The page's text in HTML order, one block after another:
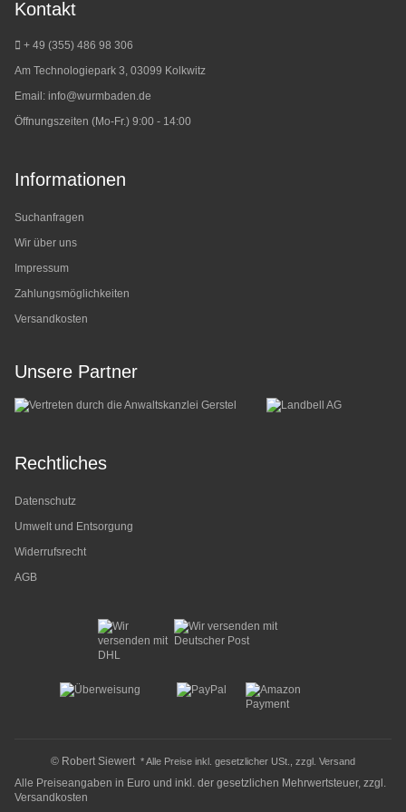
Kontakt
+ 49 (355) 486 98 306
Am Technologiepark 3, 03099 Kolkwitz
Email: info@wurmbaden.de
Öffnungszeiten (Mo-Fr.) 9:00 - 14:00
Informationen
Suchanfragen
Wir über uns
Impressum
Zahlungsmöglichkeiten
Versandkosten
Unsere Partner
Rechtliches
Datenschutz
Umwelt und Entsorgung
Widerrufsrecht
AGB
© Robert Siewert * Alle Preise inkl. gesetzlicher USt., zzgl. Versand
Alle Preiseangaben in Euro und inkl. der gesetzlichen Mehrwertsteuer, zzgl.
Versandkosten